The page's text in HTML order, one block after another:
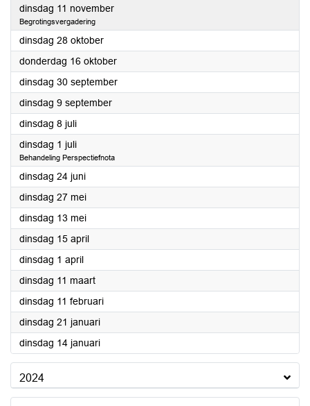
dinsdag 11 november2025
Begrotingsvergadering
dinsdag 28 oktober2025
donderdag 16 oktober2025
dinsdag 30 september2025
dinsdag 9 september2025
dinsdag 8 juli2025
dinsdag 1 juli2025
Behandeling Perspectiefnota
dinsdag 24 juni2025
dinsdag 27 mei2025
dinsdag 13 mei2025
dinsdag 15 april2025
dinsdag 1 april2025
dinsdag 11 maart2025
dinsdag 11 februari2025
dinsdag 21 januari2025
dinsdag 14 januari2025
2024